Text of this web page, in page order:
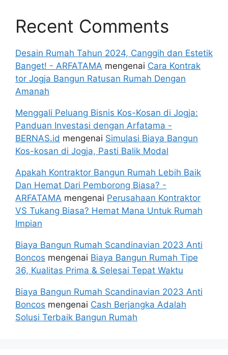
Recent Comments
Desain Rumah Tahun 2024, Canggih dan Estetik
Banget! - ARFATAMA mengenai Cara Kontrak
tor Jogja Bangun Ratusan Rumah Dengan
Amanah
Menggali Peluang Bisnis Kos-Kosan di Jogja:
Panduan Investasi dengan Arfatama -
BERNAS.id mengenai Simulasi Biaya Bangun
Kos-kosan di Jogja, Pasti Balik Modal
Apakah Kontraktor Bangun Rumah Lebih Baik
Dan Hemat Dari Pemborong Biasa? -
ARFATAMA mengenai Perusahaan Kontraktor
VS Tukang Biasa? Hemat Mana Untuk Rumah
Impian
Biaya Bangun Rumah Scandinavian 2023 Anti
Boncos mengenai Biaya Bangun Rumah Tipe
36, Kualitas Prima & Selesai Tepat Waktu
Biaya Bangun Rumah Scandinavian 2023 Anti
Boncos mengenai Cash Berjangka Adalah
Solusi Terbaik Bangun Rumah